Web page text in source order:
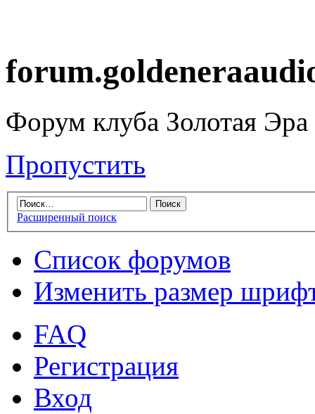
Форум клуба Золотая
Пропустить
Расширенный поиск
Список форумов
Изменить размер
FAQ
Регистрация
Вход